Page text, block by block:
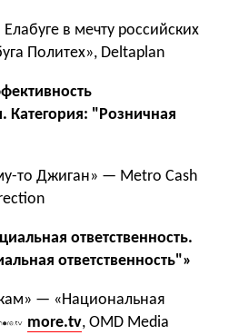
в мечту российских
Политех», Deltaplan
Категория: "Розничная
то Джиган» — Metro Cash
ответственность.
ответственность"»
— «Национальная
more.tv, OMD Media